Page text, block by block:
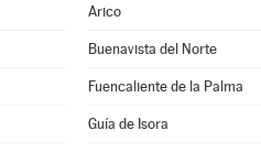
Arico
Buenavista del Norte
Fuencaliente de la Palma
Guía de Isora